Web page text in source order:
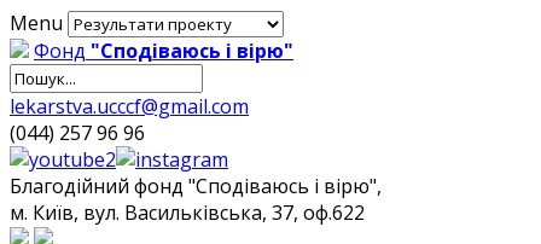
Menu
Фонд "Сподіваюсь і вірю"
lekarstva.ucccf@gmail.com
(044) 257 96 96
Благодійний фонд "Сподіваюсь і вірю",
м. Київ, вул. Васильківська, 37, оф.622